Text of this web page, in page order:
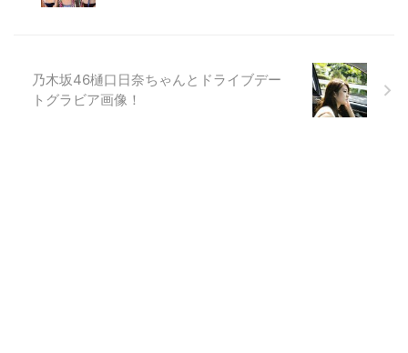
乃木坂46樋口日奈ちゃんとドライブデー
トグラビア画像！